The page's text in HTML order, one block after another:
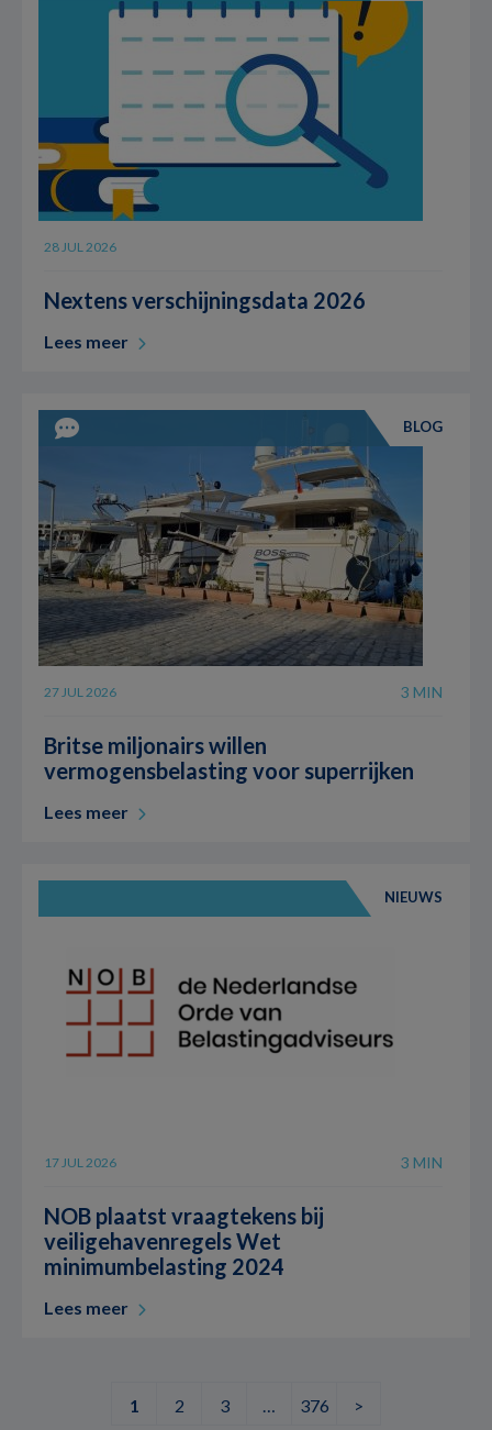
28 JUL 2026
Nextens verschijningsdata 2026
Lees meer
BLOG
27 JUL 2026 3 MIN
Britse miljonairs willen
vermogensbelasting voor superrijken
Lees meer
NIEUWS
17 JUL 2026 3 MIN
NOB plaatst vraagtekens bij
veiligehavenregels Wet
minimumbelasting 2024
Lees meer
1 2 3 … 376 >